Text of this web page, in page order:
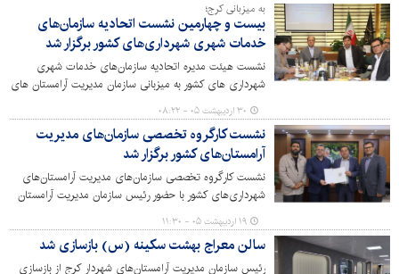
به میزبانی کرج؛
بیست و چهارمین نشست اتحادیه سازمان‌های
خدمات شهری شهرداری‌های کشور برگزار شد
نشست هیئت مدیره اتحادیه سازمان‌های خدمات شهری
شهرداری های کشور به میزبانی سازمان مدیریت آرامستان های
شهرداری کرج در محل گلزار شهدای بهشت سکینه (س) برگزار
شد.
۳۰ اردیبهشت ۰۵ - ۰۸:۲۲
نشست کارگروه تخصصی سازمان‌های مدیریت
آرامستان‌های کشور برگزار شد
نشست کارگروه تخصصی سازمان‌های مدیریت آرامستان‌های
شهرداری‌های کشور با حضور رئیس سازمان مدیریت آرامستان
های شهرداری کرج، به‌عنوان نماینده اتحادیه آرامستان های
کشور و عضو هیئت مدیره سازمان های خدمات شهری کشور
برگزار شد.
۱۹ اردیبهشت ۰۵ - ۱۱:۳۰
سالن معراج بهشت سکینه (س) بازسازی شد
رئیس سازمان مدیریت آرامستان‌های شهردار کرج از بازسازی